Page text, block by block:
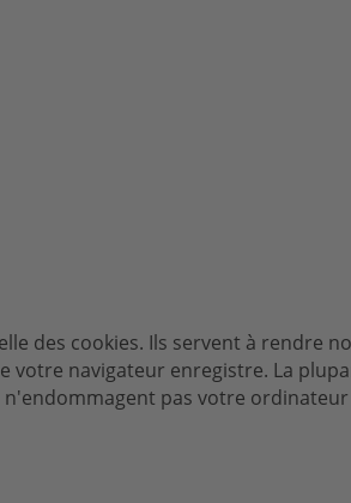
des cookies. Ils servent à rendre
navigateur enregistre. La
pas votre